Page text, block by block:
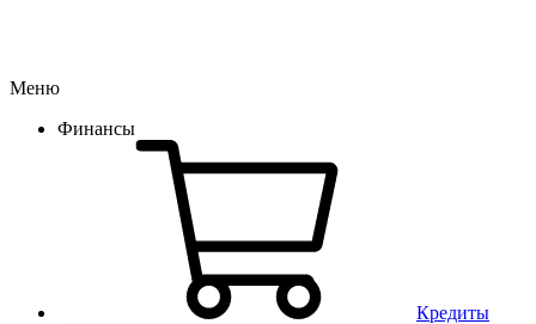
Меню
Финансы
Кредиты